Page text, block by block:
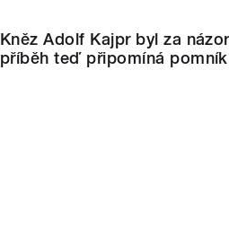
Kněz Adolf Kajpr byl za
příběh teď připomíná pomník